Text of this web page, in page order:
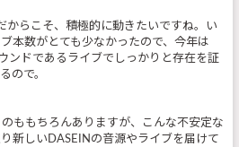
からこそ、積極的に動きたいですね。い
本数がとても少なかったので、今年は
ンドであるライブでしっかりと存在を証
ので。
ももちろんありますが、こんな不安定な
新しいDASEINの音源やライブを届けて